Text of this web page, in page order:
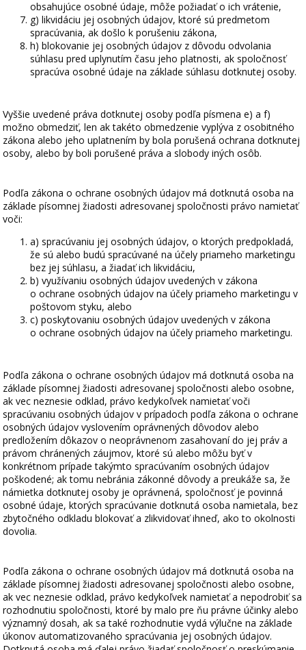
obsahujúce osobné údaje, môže požiadať o ich vrátenie,
g) likvidáciu jej osobných údajov, ktoré sú predmetom
spracúvania, ak došlo k porušeniu zákona,
h) blokovanie jej osobných údajov z dôvodu odvolania
súhlasu pred uplynutím času jeho platnosti, ak spoločnosť
spracúva osobné údaje na základe súhlasu dotknutej osoby.
Vyššie uvedené práva dotknutej osoby podľa písmena e) a f)
možno obmedziť, len ak takéto obmedzenie vyplýva z osobitného
zákona alebo jeho uplatnením by bola porušená ochrana dotknutej
osoby, alebo by boli porušené práva a slobody iných osôb.
Podľa zákona o ochrane osobných údajov má dotknutá osoba na
základe písomnej žiadosti adresovanej spoločnosti právo namietať
voči:
a) spracúvaniu jej osobných údajov, o ktorých predpokladá,
že sú alebo budú spracúvané na účely priameho marketingu
bez jej súhlasu, a žiadať ich likvidáciu,
b) využívaniu osobných údajov uvedených v zákona
o ochrane osobných údajov na účely priameho marketingu v
poštovom styku, alebo
c) poskytovaniu osobných údajov uvedených v zákona
o ochrane osobných údajov na účely priameho marketingu.
Podľa zákona o ochrane osobných údajov má dotknutá osoba na
základe písomnej žiadosti adresovanej spoločnosti alebo osobne,
ak vec neznesie odklad, právo kedykoľvek namietať voči
spracúvaniu osobných údajov v prípadoch podľa zákona o ochrane
osobných údajov vyslovením oprávnených dôvodov alebo
predložením dôkazov o neoprávnenom zasahovaní do jej práv a
právom chránených záujmov, ktoré sú alebo môžu byť v
konkrétnom prípade takýmto spracúvaním osobných údajov
poškodené; ak tomu nebránia zákonné dôvody a preukáže sa, že
námietka dotknutej osoby je oprávnená, spoločnosť je povinná
osobné údaje, ktorých spracúvanie dotknutá osoba namietala, bez
zbytočného odkladu blokovať a zlikvidovať ihneď, ako to okolnosti
dovolia.
Podľa zákona o ochrane osobných údajov má dotknutá osoba na
základe písomnej žiadosti adresovanej spoločnosti alebo osobne,
ak vec neznesie odklad, právo kedykoľvek namietať a nepodrobiť sa
rozhodnutiu spoločnosti, ktoré by malo pre ňu právne účinky alebo
významný dosah, ak sa také rozhodnutie vydá výlučne na základe
úkonov automatizovaného spracúvania jej osobných údajov.